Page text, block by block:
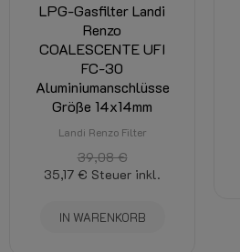
LPG-Gasfilter Landi
Renzo
COALESCENTE UFI
FC-30
Aluminiumanschlüsse
Größe 14x14mm
Landi Renzo Filter
39,08 €
35,17 € Steuer inkl.
IN WARENKORB